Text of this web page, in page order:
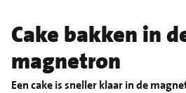
Cake bakken in
magnetron
Een cake is sneller klaar in de